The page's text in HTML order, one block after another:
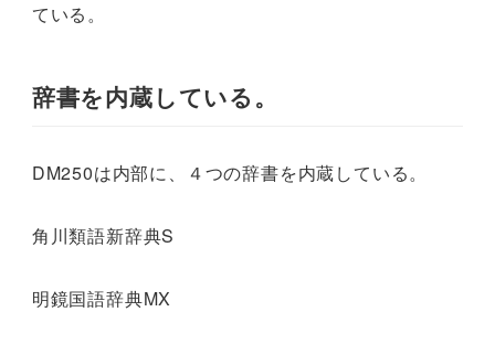
ている。
辞書を内蔵している。
DM250は内部に、４つの辞書を内蔵している。
角川類語新辞典S
明鏡国語辞典MX